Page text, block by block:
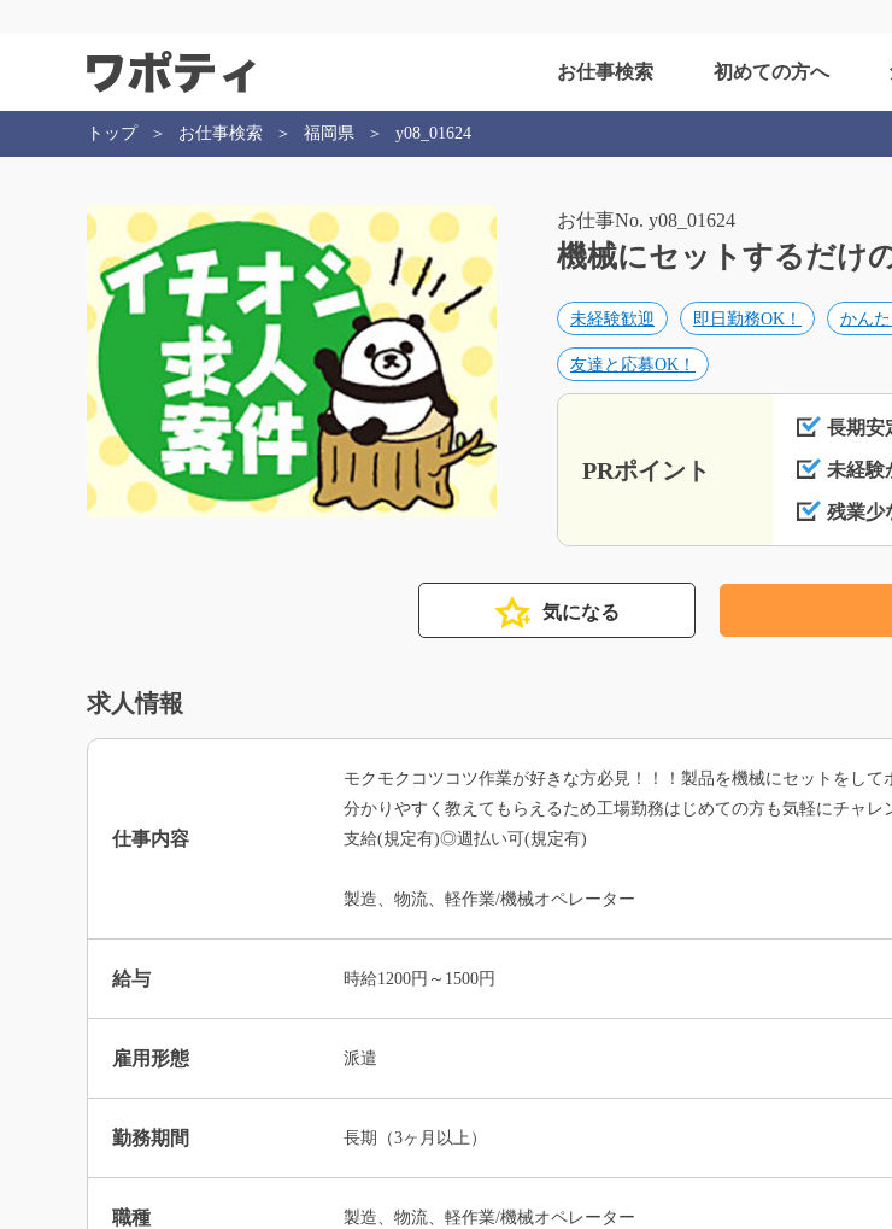
お仕事検索 初めての方へ
トップ お仕事検索 福岡県 y08_01624
お仕事No. y08_01624
機械にセットするだけ
未経験歓迎 即日勤務OK！ かん
友達と応募OK！
PRポイント
長期安
未経験
残業少
気になる
求人情報
仕事内容
モクモクコツコツ作業が好きな方必見！！！製品を機械にセットをし
分かりやすく教えてもらえるため工場勤務はじめての方も気軽にチャ
支給(規定有)◎週払い可(規定有)
製造、物流、軽作業/機械オペレーター
給与 時給1200円～1500円
雇用形態 派遣
勤務期間 長期（3ヶ月以上）
職種 製造、物流、軽作業/機械オペレーター